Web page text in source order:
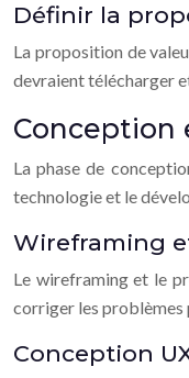
Définir la
La proposition de
devraient télécharger
Conception
La phase de
technologie et le
Wireframing
Le wireframing et le
corriger les problèmes
Conception